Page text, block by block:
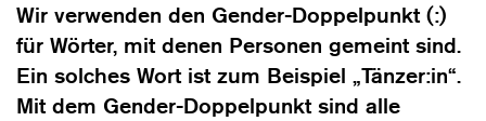
Wir verwenden den Gender-Doppelpunkt (:)
für Wörter, mit denen Personen gemeint sind.
Ein solches Wort ist zum Beispiel „Tänzer:in“.
Mit dem Gender-Doppelpunkt sind alle